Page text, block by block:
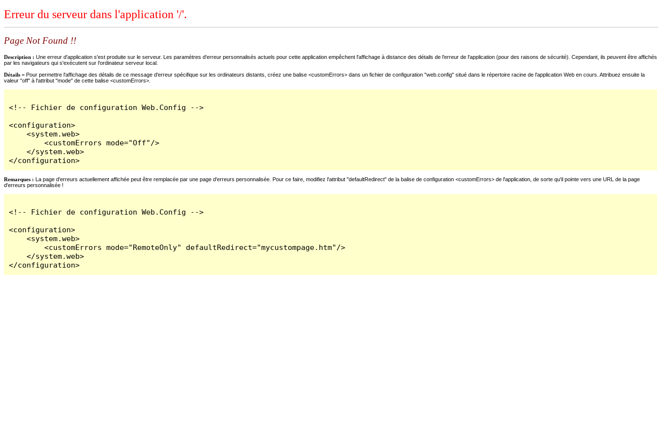
Erreur du serveur dans l'application '/'.
Page Not Found !!
Description : Une erreur d'application s'est produite sur le serveur. Les paramètres d'erreur personnalisés actuels pour cette application empêchent l'affichage à distance des détails de l'erreur de l'application (pour des raisons de sécurité). Cependant, ils peuvent être affichés
par les navigateurs qui s'exécutent sur l'ordinateur serveur local.
Détails = Pour permettre l'affichage des détails de ce message d'erreur spécifique sur les ordinateurs distants, créez une balise <customErrors> dans un fichier de configuration "web.config" situé dans le répertoire racine de l'application Web en cours. Attribuez ensuite la
valeur "off" à l'attribut "mode" de cette balise <customErrors>.
<!-- Fichier de configuration Web.Config -->
<configuration>
    <system.web>
        <customErrors mode="Off"/>
    </system.web>
</configuration>
Remarques : La page d'erreurs actuellement affichée peut être remplacée par une page d'erreurs personnalisée. Pour ce faire, modifiez l'attribut "defaultRedirect" de la balise de configuration <customErrors> de l'application, de sorte qu'il pointe vers une URL de la page
d'erreurs personnalisée !
<!-- Fichier de configuration Web.Config -->
<configuration>
    <system.web>
        <customErrors mode="RemoteOnly" defaultRedirect="mycustompage.htm"/>
    </system.web>
</configuration>